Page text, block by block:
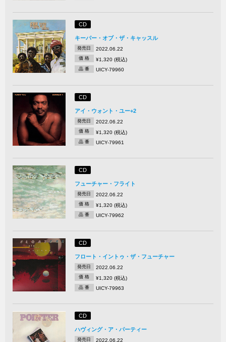
CD
キーパー・オブ・ザ・キャッスル
発売日 2022.06.22
価 格 ¥1,320 (税込)
品 番 UICY-79960
CD
アイ・ウォント・ユー+2
発売日 2022.06.22
価 格 ¥1,320 (税込)
品 番 UICY-79961
CD
フューチャー・フライト
発売日 2022.06.22
価 格 ¥1,320 (税込)
品 番 UICY-79962
CD
フロート・イントゥ・ザ・フューチャー
発売日 2022.06.22
価 格 ¥1,320 (税込)
品 番 UICY-79963
CD
ハヴィング・ア・パーティー
発売日 2022.06.22